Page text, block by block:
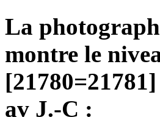
La
montre le
av J.-C :